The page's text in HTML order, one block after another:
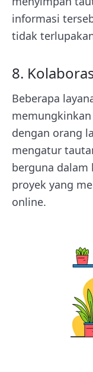
informasi
tidak
8.
Beberapa
dengan orang
mengatur
berguna
proyek yang
online.